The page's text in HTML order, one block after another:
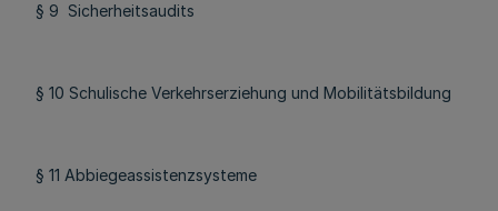
§ 9 Sicherheitsaudits
§ 10 Schulische Verkehrserziehung und Mobilitätsbildung
§ 11 Abbiegeassistenzsysteme